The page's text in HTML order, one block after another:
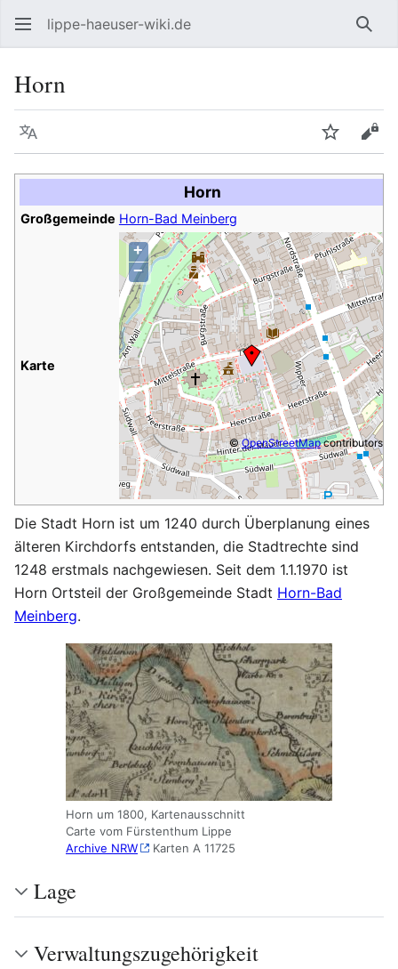
lippe-haeuser-wiki.de
Horn
Sprache
Horn
Großgemeinde Horn-Bad Meinberg
Karte
+
−
©OpenStreetMapcontributors
Die Stadt Horn ist um 1240 durch Überplanung eines
älteren Kirchdorfs entstanden, die Stadtrechte sind
1248 erstmals nachgewiesen. Seit dem 1.1.1970 ist
Horn Ortsteil der Großgemeinde Stadt Horn-Bad
Meinberg.
Horn um 1800, Kartenausschnitt
Carte vom Fürstenthum Lippe
Archive NRW
Karten A 11725
Lage
Verwaltungszugehörigkeit